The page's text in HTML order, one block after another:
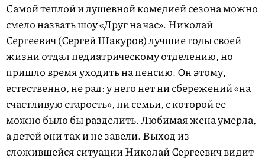
Самой теплой и душевной комедией сезона можно
смело назвать шоу «Друг на час». Николай
Сергеевич (Сергей Шакуров) лучшие годы своей
жизни отдал педиатрическому отделению, но
пришло время уходить на пенсию. Он этому,
естественно, не рад: у него нет ни сбережений «на
счастливую старость», ни семьи, с которой ее
можно было бы разделить. Любимая жена умерла,
а детей они так и не завели. Выход из
сложившейся ситуации Николай Сергеевич видит